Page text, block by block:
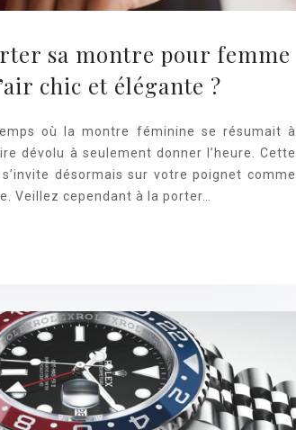
sa montre pour femme
chic et élégante ?
où la montre féminine se résumait à
dévolu à seulement donner l’heure. Cette
désormais sur votre poignet comme
Veillez cependant à la porter…